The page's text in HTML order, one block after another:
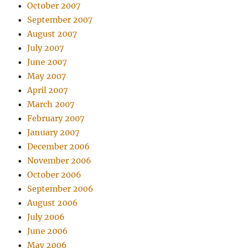
October 2007
September 2007
August 2007
July 2007
June 2007
May 2007
April 2007
March 2007
February 2007
January 2007
December 2006
November 2006
October 2006
September 2006
August 2006
July 2006
June 2006
May 2006